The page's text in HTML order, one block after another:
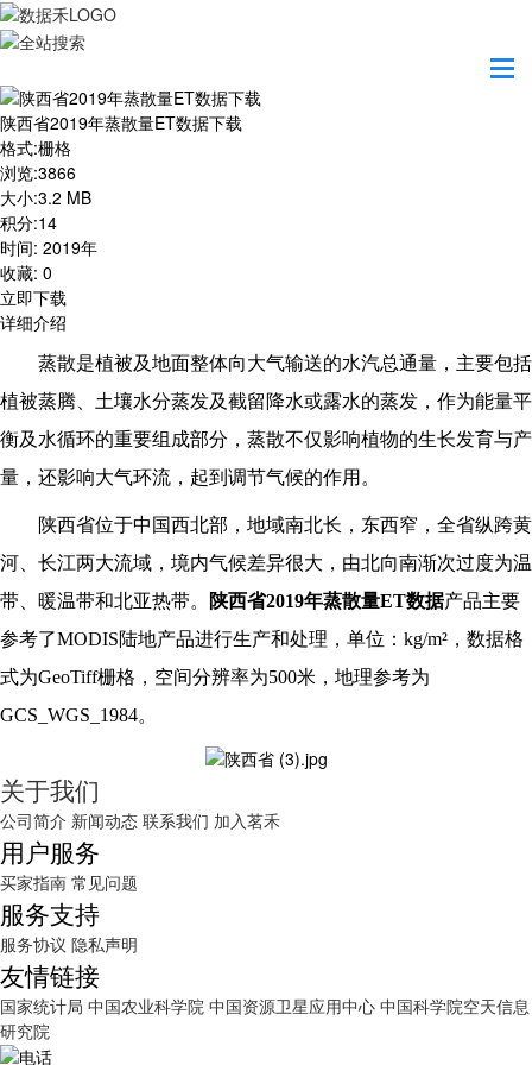
陕西省2019年蒸散量ET数据下载
格式:栅格
浏览:3866
大小:3.2 MB
积分:14
时间: 2019年
收藏: 0
立即下载
详细介绍
蒸散是植被及地面整体向大气输送的水汽总通量，主要包括
植被蒸腾、土壤水分蒸发及截留降水或露水的蒸发，作为能量平
衡及水循环的重要组成部分，蒸散不仅影响植物的生长发育与产
量，还影响大气环流，起到调节气候的作用。
陕西省位于中国西北部，地域南北长，东西窄，全省纵跨黄
河、长江两大流域，境内气候差异很大，由北向南渐次过度为温
带、暖温带和北亚热带。
陕西省2019年蒸散量ET数据产品主要
参考了MODIS陆地产品进行生产和处理，单位：kg/m²，数据格
式为GeoTiff栅格，空间分辨率为500米，地理参考为
GCS_WGS_1984。
关于我们
公司简介 新闻动态 联系我们 加入茗禾
用户服务
买家指南 常见问题
服务支持
服务协议 隐私声明
友情链接
国家统计局 中国农业科学院 中国资源卫星应用中心 中国科学院空天信息
研究院